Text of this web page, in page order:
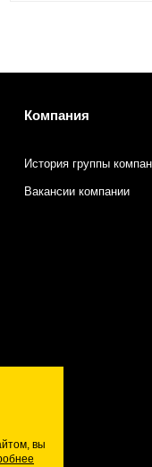
Компания
История группы
Вакансии компании
вы